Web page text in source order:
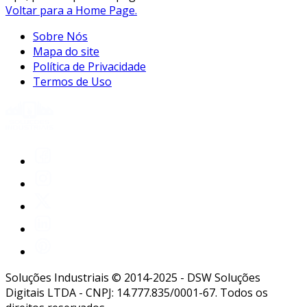
Voltar para a Home Page.
Sobre Nós
Mapa do site
Política de Privacidade
Termos de Uso
Soluções Industriais © 2014-2025 - DSW Soluções
Digitais LTDA - CNPJ: 14.777.835/0001-67. Todos os